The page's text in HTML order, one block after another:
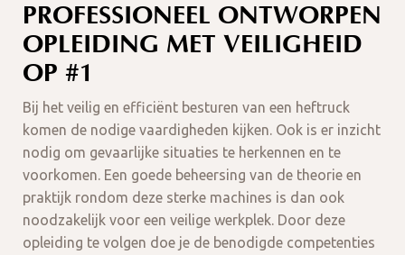
PROFESSIONEEL ONTWORPEN
OPLEIDING MET VEILIGHEID
OP #1
Bij het veilig en efficiënt besturen van een heftruck
komen de nodige vaardigheden kijken. Ook is er inzicht
nodig om gevaarlijke situaties te herkennen en te
voorkomen. Een goede beheersing van de theorie en
praktijk rondom deze sterke machines is dan ook
noodzakelijk voor een veilige werkplek. Door deze
opleiding te volgen doe je de benodigde competenties